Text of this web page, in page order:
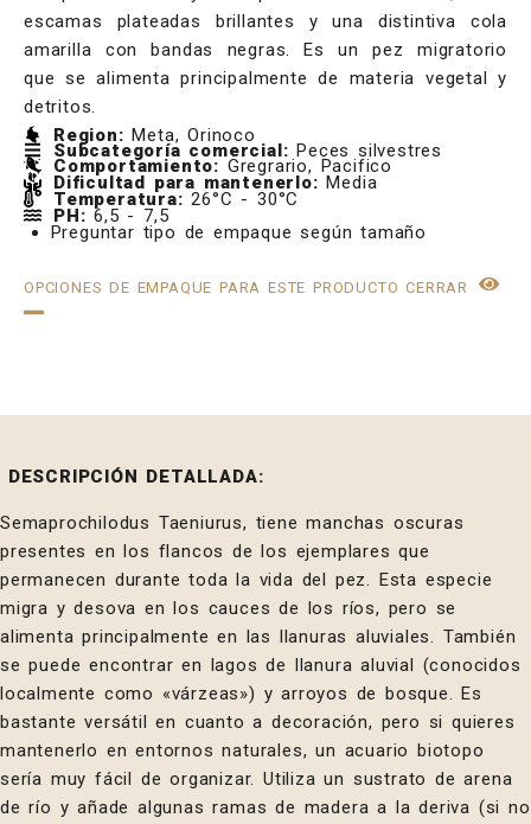
escamas plateadas brillantes y una distintiva cola
amarilla con bandas negras. Es un pez migratorio
que se alimenta principalmente de materia vegetal y
detritos.
Region:Meta, Orinoco
Subcategoría comercial:Peces silvestres
Comportamiento: Gregrario, Pacifico
Dificultad para mantenerlo: Media
Temperatura: 26°C - 30°C
PH: 6,5 - 7,5
Preguntar tipo de empaque según tamaño
OPCIONES DE EMPAQUE PARA ESTE PRODUCTOCERRAR
DESCRIPCIÓN DETALLADA:
Semaprochilodus Taeniurus, tiene manchas oscuras
presentes en los flancos de los ejemplares que
permanecen durante toda la vida del pez. Esta especie
migra y desova en los cauces de los ríos, pero se
alimenta principalmente en las llanuras aluviales. También
se puede encontrar en lagos de llanura aluvial (conocidos
localmente como «várzeas») y arroyos de bosque. Es
bastante versátil en cuanto a decoración, pero si quieres
mantenerlo en entornos naturales, un acuario biotopo
sería muy fácil de organizar. Utiliza un sustrato de arena
de río y añade algunas ramas de madera a la deriva (si no